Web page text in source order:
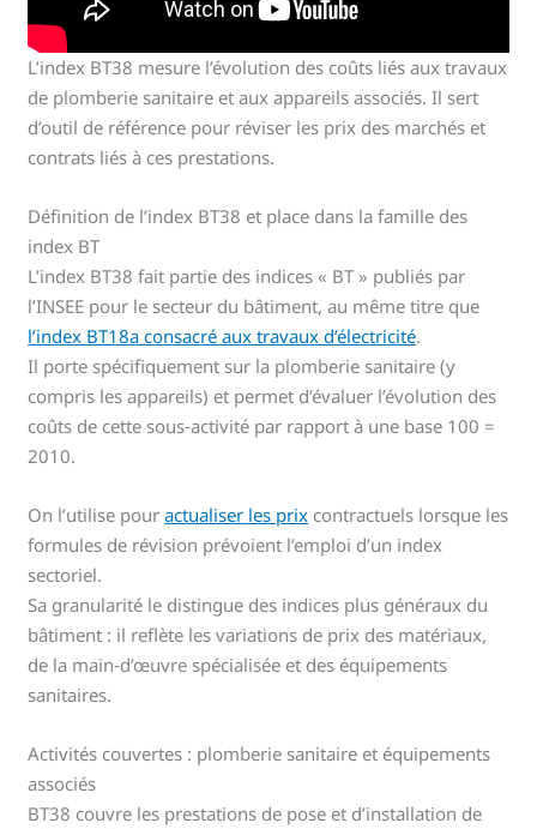
L’index BT38 mesure l’évolution des coûts liés aux travaux
de plomberie sanitaire et aux appareils associés. Il sert
d’outil de référence pour réviser les prix des marchés et
contrats liés à ces prestations.
Définition de l’index BT38 et place dans la famille des
index BT
L’index BT38 fait partie des indices « BT » publiés par
l’INSEE pour le secteur du bâtiment, au même titre que
l’index BT18a consacré aux travaux d’électricité.
Il porte spécifiquement sur la plomberie sanitaire (y
compris les appareils) et permet d’évaluer l’évolution des
coûts de cette sous‑activité par rapport à une base 100 =
2010.
On l’utilise pouractualiser les prix contractuels lorsque les
formules de révision prévoient l’emploi d’un index
sectoriel.
Sa granularité le distingue des indices plus généraux du
bâtiment : il reflète les variations de prix des matériaux,
de la main‑d’œuvre spécialisée et des équipements
sanitaires.
Activités couvertes : plomberie sanitaire et équipements
associés
BT38 couvre les prestations de pose et d’installation de